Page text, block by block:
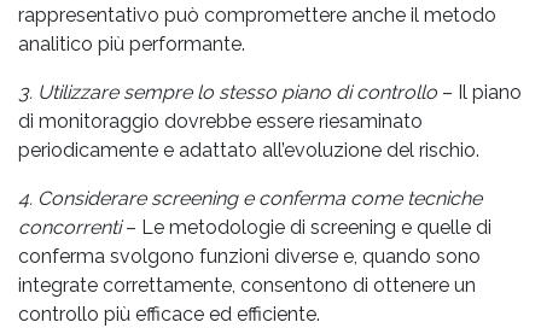
rappresentativo può compromettere anche il metodo
analitico più performante.
3. Utilizzare sempre lo stesso piano di controllo – Il piano
di monitoraggio dovrebbe essere riesaminato
periodicamente e adattato all’evoluzione del rischio.
4. Considerare screening e conferma come tecniche
concorrenti– Le metodologie di screening e quelle di
conferma svolgono funzioni diverse e, quando sono
integrate correttamente, consentono di ottenere un
controllo più efficace ed efficiente.